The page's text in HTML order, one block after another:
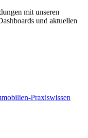
mit unseren
und aktuellen
Praxiswissen